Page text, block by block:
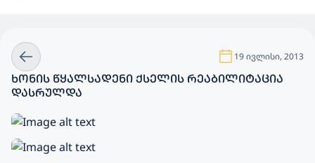
19 ივლისი, 2013
ᲮᲝᲜᲘᲡ ᲬᲧᲐᲚᲡᲐᲓᲔᲜᲘ ᲥᲡᲔᲚᲘᲡ ᲠᲔᲐᲑᲘᲚᲘᲢᲐᲪᲘᲐ
ᲓᲐᲡᲠᲣᲚᲓᲐ